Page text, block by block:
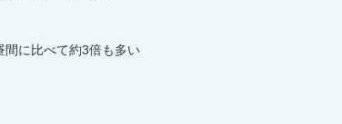
に比べて約3倍も多い